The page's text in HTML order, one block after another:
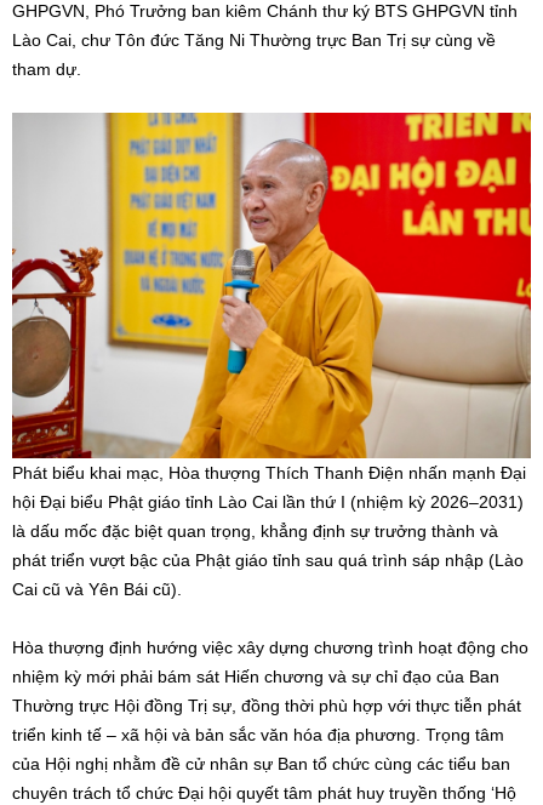
GHPGVN, Phó Trưởng ban kiêm Chánh thư ký BTS GHPGVN tỉnh
Lào Cai, chư Tôn đức Tăng Ni Thường trực Ban Trị sự cùng về
tham dự.
Phát biểu khai mạc, Hòa thượng Thích Thanh Điện nhấn mạnh Đại
hội Đại biểu Phật giáo tỉnh Lào Cai lần thứ I (nhiệm kỳ 2026–2031)
là dấu mốc đặc biệt quan trọng, khẳng định sự trưởng thành và
phát triển vượt bậc của Phật giáo tỉnh sau quá trình sáp nhập (Lào
Cai cũ và Yên Bái cũ).
Hòa thượng định hướng việc xây dựng chương trình hoạt động cho
nhiệm kỳ mới phải bám sát Hiến chương và sự chỉ đạo của Ban
Thường trực Hội đồng Trị sự, đồng thời phù hợp với thực tiễn phát
triển kinh tế – xã hội và bản sắc văn hóa địa phương. Trọng tâm
của Hội nghị nhằm đề cử nhân sự Ban tổ chức cùng các tiểu ban
chuyên trách tổ chức Đại hội quyết tâm phát huy truyền thống ‘Hộ